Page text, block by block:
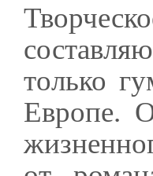
только
Европе.